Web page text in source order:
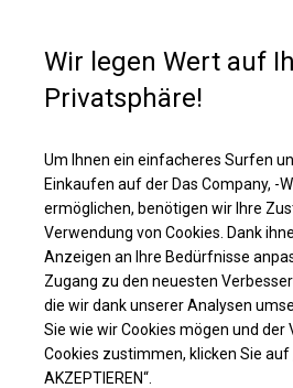
Verstärktes Partyzelt | 4x4 m
Wir legen Wert auf
Privatsphäre!
Um Ihnen ein einfacheres Surfen
Einkaufen auf der Das Company, -
ermöglichen, benötigen wir Ihre
Verwendung von Cookies. Dank
Anzeigen an Ihre Bedürfnisse
Zugang zu den neuesten
die wir dank unserer Analysen
Sie wie wir Cookies mögen und der
Cookies zustimmen, klicken Sie auf
AKZEPTIEREN“.